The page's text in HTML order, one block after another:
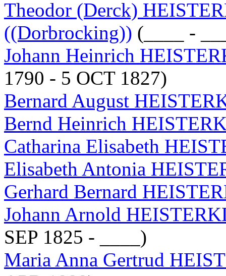
Theodor (Derck)
((Dorbrocking)) (____ -
Johann Heinrich
1790 - 5 OCT 1827)
Bernard August
Bernd Heinrich
Catharina Elisabeth
Elisabeth Antonia
Gerhard Bernard
Johann Arnold
SEP 1825 - ____)
Maria Anna Gertrud